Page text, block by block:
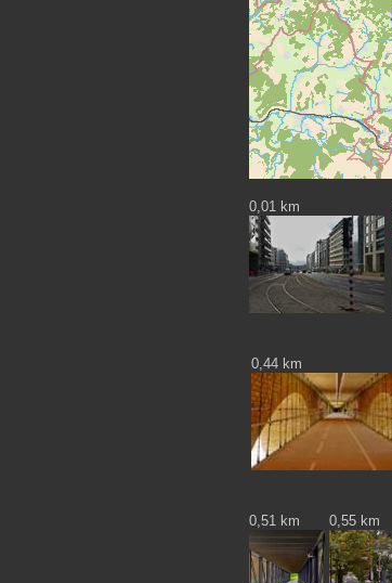
0,01 km
0,44 km
0,51 km 0,55 km